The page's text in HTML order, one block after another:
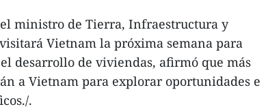
ministro de Tierra, Infraestructura y
Vietnam la próxima semana para
desarrollo de viviendas, afirmó que más
a Vietnam para explorar oportunidades e
.